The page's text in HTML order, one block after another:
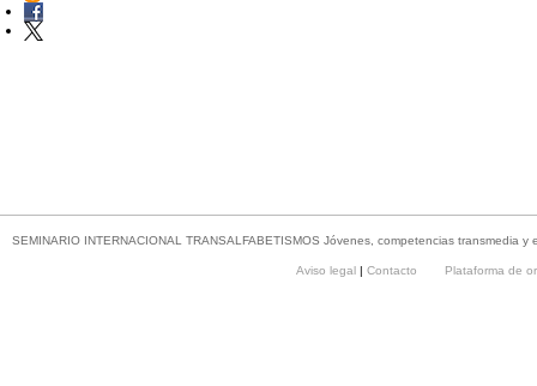
SEMINARIO INTERNACIONAL TRANSALFABETISMOS Jóvenes, competencias transmedia y
Aviso legal | Contacto Plataforma de